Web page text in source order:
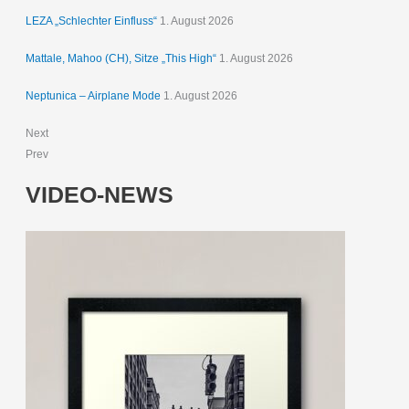
LEZA „Schlechter Einfluss“ 1. August 2026
Mattale, Mahoo (CH), Sitze „This High“ 1. August 2026
Neptunica – Airplane Mode 1. August 2026
Next
Prev
VIDEO-NEWS